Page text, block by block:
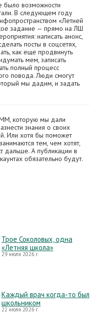
было возможности
В следующем году
«Летней
задание — прямо на ЛШ
написать анонс,
посты в соцсетях,
как еще продвинуть
мем, записать
полный процесс
повода. Люди смогут
мы дадим, и задать
которую мы дали
знания о своих
Или хотя бы поможет
тем, чем хотят,
дальше. А публикации в
обязательно будут.
Трое Соколовых, одна
«Летняя школа»
29 июля 2026 г.
Каждый врач когда-то был
школьником
22 июля 2026 г.